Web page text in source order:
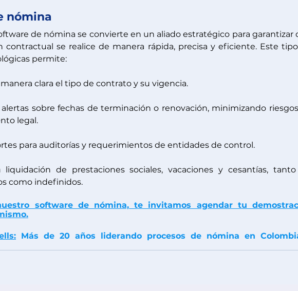
nómina
de nómina se convierte en un aliado estratégico para garantizar
contractual se realice de manera rápida, precisa y eficiente. Este
permite:
clara el tipo de contrato y su vigencia.
sobre fechas de terminación o renovación, minimizando
legal.
para auditorías y requerimientos de entidades de control.
liquidación de prestaciones sociales, vacaciones y cesantías,
como indefinidos.
software de nómina, te invitamos agendar tu
Más de 20 años liderando procesos de nómina en